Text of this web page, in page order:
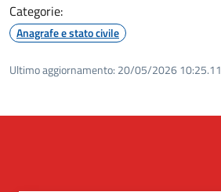
Categorie:
Anagrafe e stato civile
Ultimo aggiornamento: 20/05/2026 10:25.11